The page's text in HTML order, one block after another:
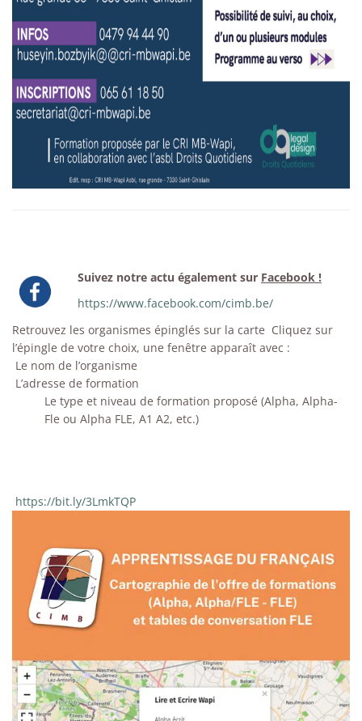
Suivez notre actu également sur Facebook !
https://www.facebook.com/cimb.be/
Retrouvez les organismes épinglés sur la carte Cliquez sur
l’épingle de votre choix, une fenêtre apparaît avec :
Le nom de l’organisme
L’adresse de formation
Le type et niveau de formation proposé (Alpha, Alpha-
Fle ou Alpha FLE, A1 A2, etc.)
https://bit.ly/3LmkTQP